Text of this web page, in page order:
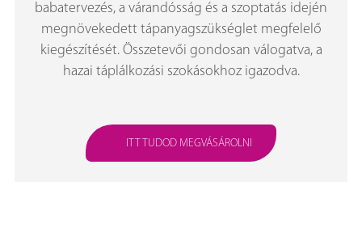
babatervezés, a várandósság és a szoptatás idején
megnövekedett tápanyagszükséglet megfelelő
kiegészítését. Összetevői gondosan válogatva, a
hazai táplálkozási szokásokhoz igazodva.
ITT TUDOD MEGVÁSÁROLNI